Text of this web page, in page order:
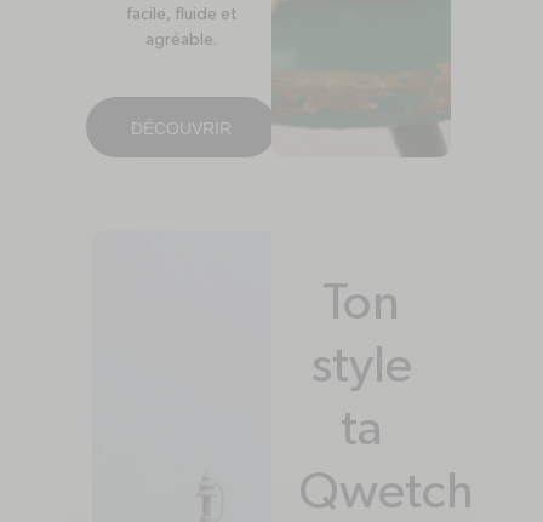
facile, fluide et
agréable.
DÉCOUVRIR
Ton
style
ta
Qwetch